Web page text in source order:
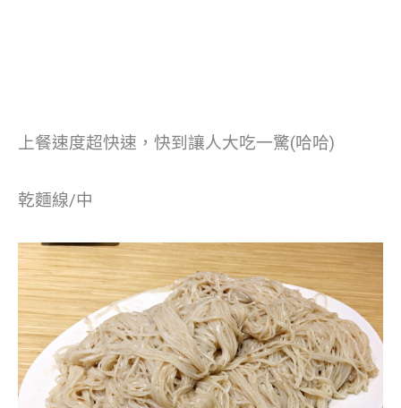
上餐速度超快速，快到讓人大吃一驚(哈哈)
乾麵線/中